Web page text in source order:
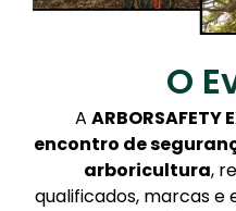
O
A ARBORSAFETY
encontro de
arboricultura,
qualificados, marcas